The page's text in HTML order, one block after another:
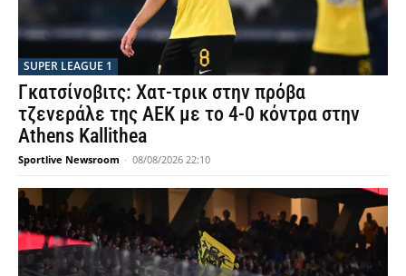
SUPER LEAGUE 1
Γκατσίνοβιτς: Χατ-τρικ στην πρόβα
τζενεράλε της ΑΕΚ με το 4-0 κόντρα στην
Athens Kallithea
Sportlive Newsroom - 08/08/2026 22:10